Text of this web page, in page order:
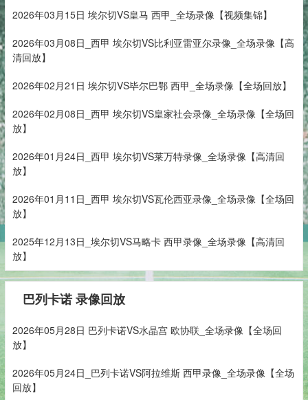
2026年03月15日 埃尔切VS皇马 西甲_全场录像【视频集锦】
2026年03月08日_西甲 埃尔切VS比利亚雷亚尔录像_全场录像【高
清回放】
2026年02月21日 埃尔切VS毕尔巴鄂 西甲_全场录像【全场回放】
2026年02月08日_西甲 埃尔切VS皇家社会录像_全场录像【全场回
放】
2026年01月24日_西甲 埃尔切VS莱万特录像_全场录像【高清回
放】
2026年01月11日_西甲 埃尔切VS瓦伦西亚录像_全场录像【全场回
放】
2025年12月13日_埃尔切VS马略卡 西甲录像_全场录像【高清回
放】
巴列卡诺 录像回放
2026年05月28日 巴列卡诺VS水晶宫 欧协联_全场录像【全场回
放】
2026年05月24日_巴列卡诺VS阿拉维斯 西甲录像_全场录像【全场
回放】